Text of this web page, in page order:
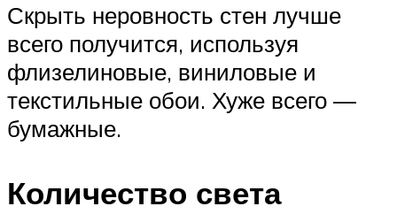
Скрыть неровность стен лучше
всего получится, используя
флизелиновые, виниловые и
текстильные обои. Хуже всего —
бумажные.
Количество света